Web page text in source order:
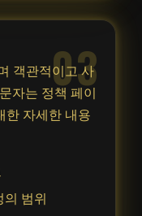
03
객관적이고 사
자는 정책 페이
한 자세한 내용
의 범위